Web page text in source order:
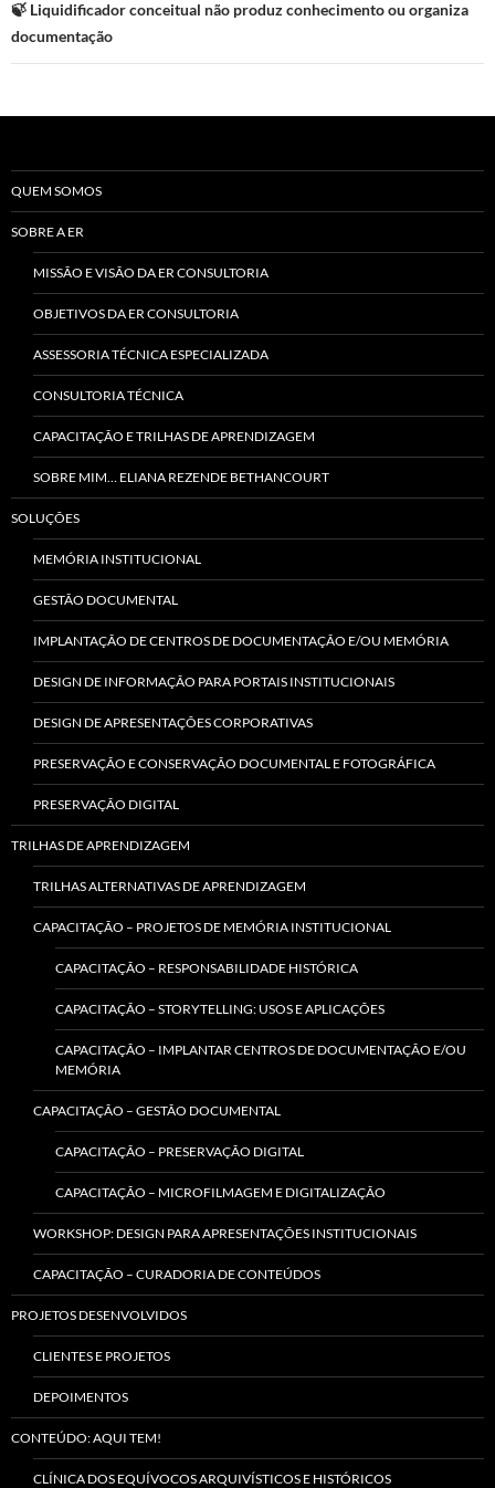
🍃 Liquidificador conceitual não produz conhecimento ou organiza
documentação
QUEM SOMOS
SOBRE A ER
MISSÃO E VISÃO DA ER CONSULTORIA
OBJETIVOS DA ER CONSULTORIA
ASSESSORIA TÉCNICA ESPECIALIZADA
CONSULTORIA TÉCNICA
CAPACITAÇÃO E TRILHAS DE APRENDIZAGEM
SOBRE MIM… ELIANA REZENDE BETHANCOURT
SOLUÇÕES
MEMÓRIA INSTITUCIONAL
GESTÃO DOCUMENTAL
IMPLANTAÇÃO DE CENTROS DE DOCUMENTAÇÃO E/OU MEMÓRIA
DESIGN DE INFORMAÇÃO PARA PORTAIS INSTITUCIONAIS
DESIGN DE APRESENTAÇÕES CORPORATIVAS
PRESERVAÇÃO E CONSERVAÇÃO DOCUMENTAL E FOTOGRÁFICA
PRESERVAÇÃO DIGITAL
TRILHAS DE APRENDIZAGEM
TRILHAS ALTERNATIVAS DE APRENDIZAGEM
CAPACITAÇÃO – PROJETOS DE MEMÓRIA INSTITUCIONAL
CAPACITAÇÃO – RESPONSABILIDADE HISTÓRICA
CAPACITAÇÃO – STORYTELLING: USOS E APLICAÇÕES
CAPACITAÇÃO – IMPLANTAR CENTROS DE DOCUMENTAÇÃO E/OU
MEMÓRIA
CAPACITAÇÃO – GESTÃO DOCUMENTAL
CAPACITAÇÃO – PRESERVAÇÃO DIGITAL
CAPACITAÇÃO – MICROFILMAGEM E DIGITALIZAÇÃO
WORKSHOP: DESIGN PARA APRESENTAÇÕES INSTITUCIONAIS
CAPACITAÇÃO – CURADORIA DE CONTEÚDOS
PROJETOS DESENVOLVIDOS
CLIENTES E PROJETOS
DEPOIMENTOS
CONTEÚDO: AQUI TEM!
CLÍNICA DOS EQUÍVOCOS ARQUIVÍSTICOS E HISTÓRICOS